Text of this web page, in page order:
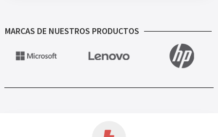
MARCAS DE NUESTROS PRODUCTOS